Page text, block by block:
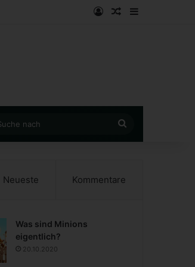
AnmeldenZufälliger
Artikel
nach
Neueste Kommentare
Was sind Minions
eigentlich?
20.10.2020
wird der Dialog geschlossen. Seine Funktionalität ist